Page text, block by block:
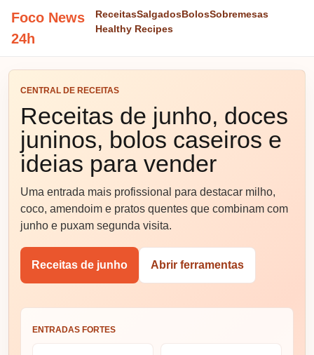
Foco News
24h
ReceitasSalgadosBolosSobremesas
Healthy Recipes
CENTRAL DE RECEITAS
Receitas de junho, doces
juninos, bolos caseiros e
ideias para vender
Uma entrada mais profissional para destacar milho,
coco, amendoim e pratos quentes que combinam com
junho e puxam segunda visita.
Receitas de junho Abrir ferramentas
ENTRADAS FORTES